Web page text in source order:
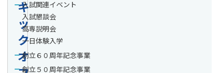
キ
ッ
ク
オ
入試関連イベント
入試懇談会
高専説明会
一日体験入学
創立６０周年記念事業
創立５０周年記念事業